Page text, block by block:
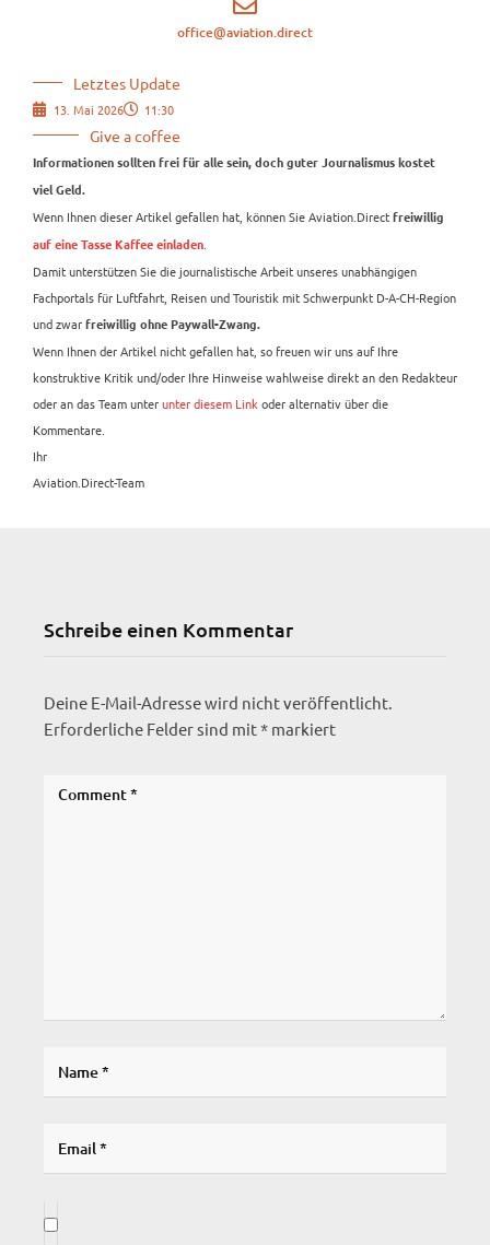
office@aviation.direct
Letztes Update
13. Mai 2026 11:30
Give a coffee
Informationen sollten frei für alle sein, doch guter Journalismus kostet
viel Geld.
Wenn Ihnen dieser Artikel gefallen hat, können Sie Aviation.Direct freiwillig
auf eine Tasse Kaffee einladen
Damit unterstützen Sie die journalistische Arbeit unseres unabhängigen
Fachportals für Luftfahrt, Reisen und Touristik mit Schwerpunkt D-A-CH-Region
und zwar freiwillig ohne Paywall-Zwang.
Wenn Ihnen der Artikel nicht gefallen hat, so freuen wir uns auf Ihre
konstruktive Kritik und/oder Ihre Hinweise wahlweise direkt an den Redakteur
oder an das Team unterunter diesem Link oder alternativ über die
Kommentare.
Ihr
Aviation.Direct-Team
Schreibe einen Kommentar
Deine E-Mail-Adresse wird nicht veröffentlicht.
Erforderliche Felder sind mit* markiert